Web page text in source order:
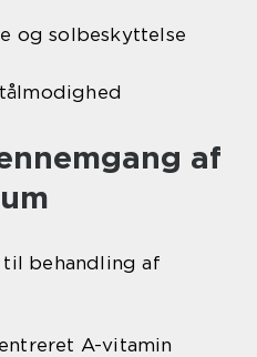
og solbeskyttelse
af
behandling af
A-vitamin